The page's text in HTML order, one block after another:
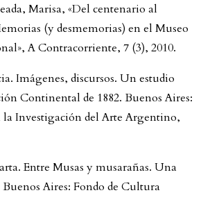
Marisa, «Del centenario al
(y desmemorias) en el Museo
A Contracorriente, 7 (3), 2010.
Imágenes, discursos. Un estudio
Continental de 1882. Buenos Aires:
la Investigación del Arte Argentino,
Entre Musas y musarañas. Una
Aires: Fondo de Cultura